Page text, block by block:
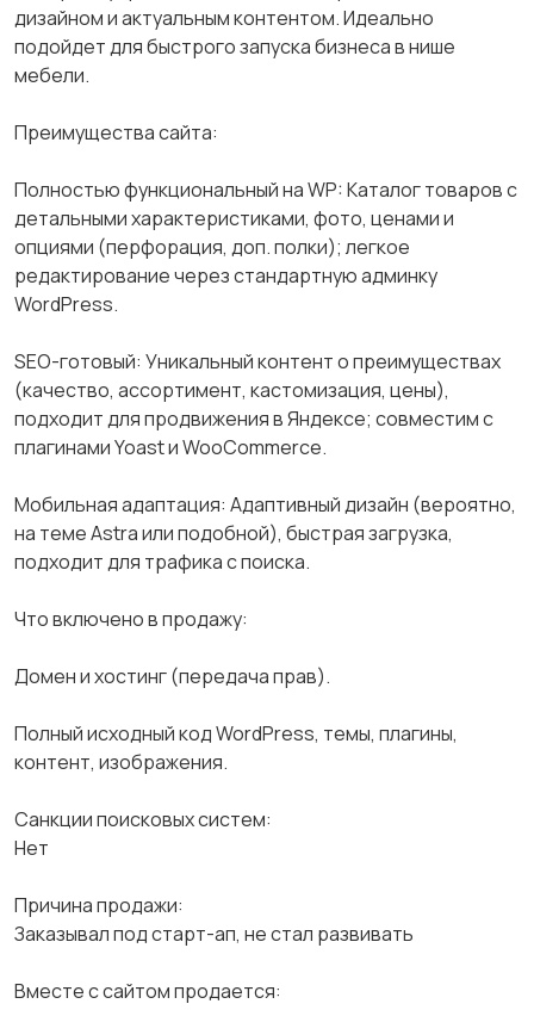
дизайном и актуальным контентом. Идеально
подойдет для быстрого запуска бизнеса в нише
мебели.
Преимущества сайта:
Полностью функциональный на WP: Каталог товаров с
детальными характеристиками, фото, ценами и
опциями (перфорация, доп. полки); легкое
редактирование через стандартную админку
WordPress.
SEO-готовый: Уникальный контент о преимуществах
(качество, ассортимент, кастомизация, цены),
подходит для продвижения в Яндексе; совместим с
плагинами Yoast и WooCommerce.
Мобильная адаптация: Адаптивный дизайн (вероятно,
на теме Astra или подобной), быстрая загрузка,
подходит для трафика с поиска.
Что включено в продажу:
Домен и хостинг (передача прав).
Полный исходный код WordPress, темы, плагины,
контент, изображения.
Санкции поисковых систем:
Нет
Причина продажи:
Заказывал под старт-ап, не стал развивать
Вместе с сайтом продается: